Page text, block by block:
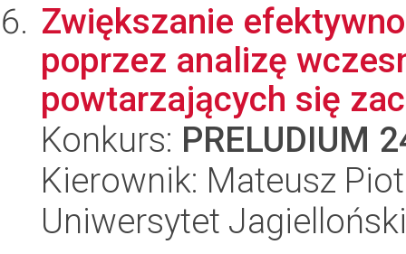
Zwiększanie
poprzez analizę
powtarzających się
Konkurs: PRELUDIUM
Kierownik: Mateusz
Uniwersytet Jagielloński